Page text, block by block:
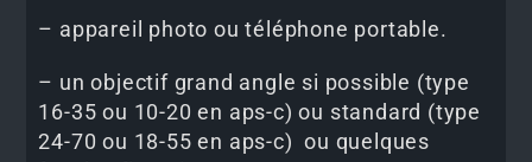
– appareil photo ou téléphone portable.
– un objectif grand angle si possible (type
16-35 ou 10-20 en aps-c) ou standard (type
24-70 ou 18-55 en aps-c) ou quelques